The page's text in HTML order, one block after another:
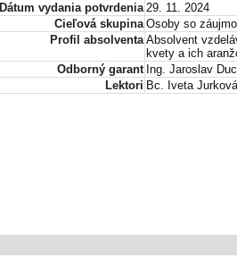
Dátum vydania potvrdenia 29. 11. 2024
Cieľová skupina Osoby so
Profil absolventa Absolvent
kvety a ich
Odborný garant Ing. Jaroslav
Lektori Bc. Iveta